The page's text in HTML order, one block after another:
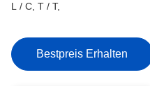
L / C, T / T,
Bestpreis Erhalten